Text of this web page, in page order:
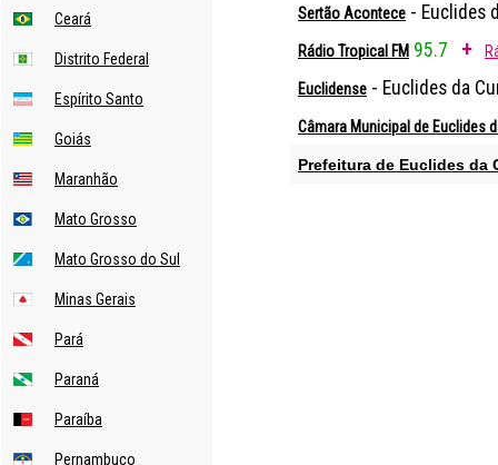
Ceará
Distrito Federal
Espírito Santo
Goiás
Maranhão
Mato Grosso
Mato Grosso do Sul
Minas Gerais
Pará
Paraná
Paraíba
Pernambuco
Sertão Acontece - Euclides
Rádio Tropical FM 95.7 +
Euclidense - Euclides da
Câmara Municipal de Euclides
Prefeitura de Euclides da